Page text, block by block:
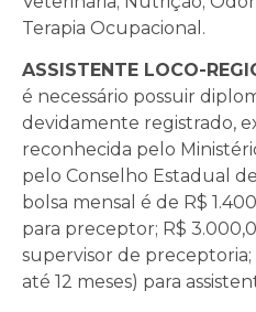
Terapia Ocupacional.
ASSISTENTE LOCO-
é necessário possuir
devidamente registrado,
reconhecida pelo
pelo Conselho Estadual
bolsa mensal é de R$
para preceptor; R$
supervisor de
até 12 meses) para